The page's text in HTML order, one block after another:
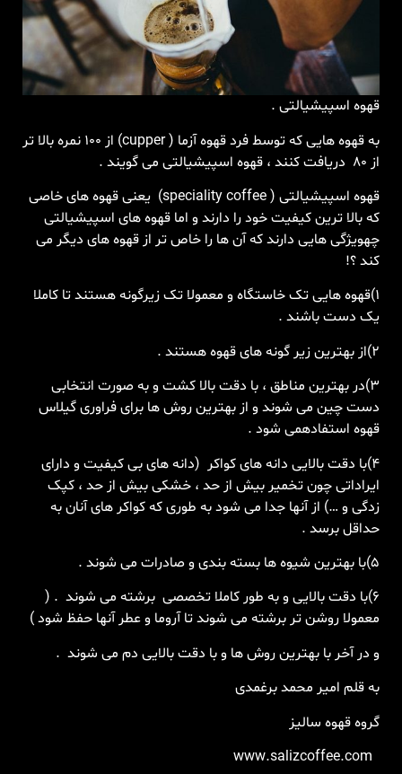
قهوه اسپیشیالتی .
بهقهوههاییکهتوسطفردقهوهآزما ( cupper) از ۱۰۰ نمرهبالا تر
از ۸۰ دریافتکنند ، قهوه اسپیشیالتی میگویند .
قهوه اسپیشیالتی ( speciality coffee) یعنیقهوههایخاصی
کهبالا ترینکیفیتخودرا دارند و اما قهوههای اسپیشیالتی
چهویژگیهایی دارندکهآنها را خاصتر از قهوههای دیگر می
کند؟!
۱)قهوههاییتکخاستگاه و معمولا تکزیرگونههستندتا کاملا
یک دستباشند .
۲)از بهترینزیر گونههایقهوههستند .
۳)در بهترین مناطق ، با دقتبالا کشت وبهصورت انتخابی
دستچین می شوند و از بهترینروشها برایفراوریگیلاس
قهوه استفادهمی شود .
۴)با دقتبالایی دانههایکواکر (دانههایبیکیفیت و دارای
ایراداتیچونتخمیر بیش از حد ، خشکیبیش از حد ، کپک
زدگی و …) از آنها جدا می شودبه طوریکهکواکر هایآنانبه
حداقلبرسد .
۵)با بهترین شیوهها بستهبندی وصادرات می شوند .
۶)با دقتبالایی وبه طورکاملا تخصصی برشته می شوند . (
معمولا روشنتربرشته می شوندتا آروما وعطرآنها حفظ شود)
و در آخر با بهترینروشها وبا دقتبالایی دم می شوند .
بهقلم امیر محمدبرغمدی
گروهقهوه سالیز
www.salizcoffee.com